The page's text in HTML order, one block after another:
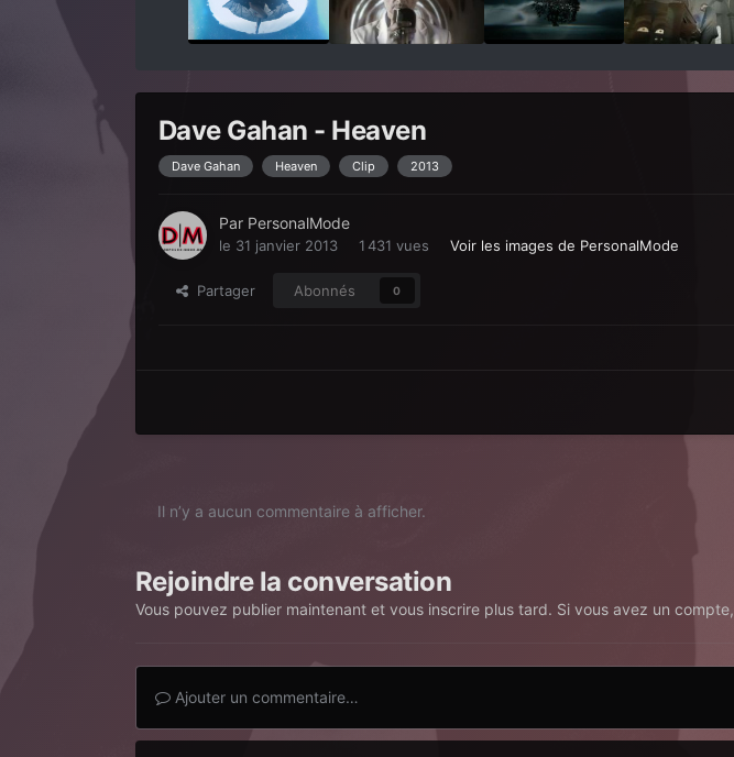
Dave Gahan - Heaven
Dave Gahan Heaven Clip 2013
Par PersonalMode
le 31 janvier 2013 1 431 vues Voir les images de PersonalMode
Partager Abonnés 0
Il n’y a aucun commentaire à afficher.
Rejoindre la conversation
Vous pouvez publier maintenant et vous inscrire plus tard. Si vous avez un compte,
Ajouter un commentaire…